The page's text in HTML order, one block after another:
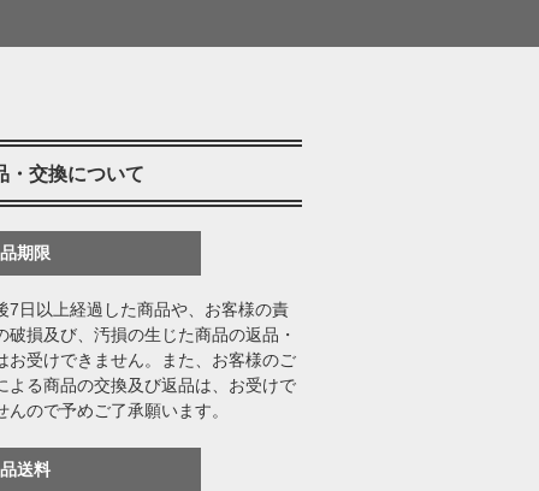
・交換について
期限
7日以上経過した商品や、お客様の責
破損及び、汚損の生じた商品の返品・
お受けできません。また、お客様のご
よる商品の交換及び返品は、お受けで
んので予めご了承願います。
送料